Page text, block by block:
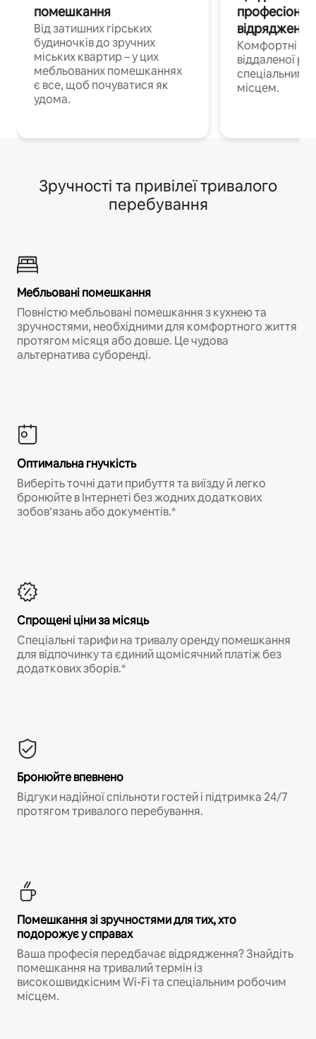
помешкання
Від затишних гірських
будиночків до зручних
міських квартир – у цих
мебльованих помешканнях
є все, щоб почуватися як
удома.
Комфортні
віддаленої
спеціальним
місцем.
Зручності та привілеї тривалого
перебування
Мебльовані помешкання
Повністю мебльовані помешкання з кухнею та
зручностями, необхідними для комфортного життя
протягом місяця або довше. Це чудова
альтернатива суборенді.
Оптимальна гнучкість
Виберіть точні дати прибуття та виїзду й легко
бронюйте в Інтернеті без жодних додаткових
зобов’язань або документів.*
Спрощені ціни за місяць
Спеціальні тарифи на тривалу оренду помешкання
для відпочинку та єдиний щомісячний платіж без
додаткових зборів.*
Бронюйте впевнено
Відгуки надійної спільноти гостей і підтримка 24/7
протягом тривалого перебування.
Помешкання зі зручностями для тих, хто
подорожує у справах
Ваша професія передбачає відрядження? Знайдіть
помешкання на тривалий термін із
високошвидкісним Wi-Fi та спеціальним робочим
місцем.